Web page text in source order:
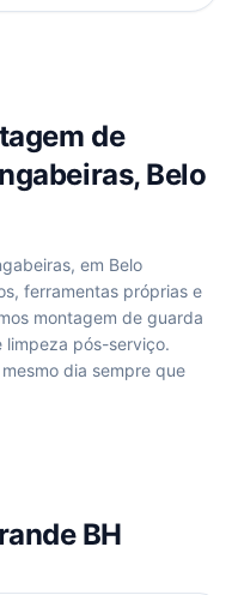
de
Belo
em Belo
ferramentas próprias e
montagem de guarda
limpeza pós-serviço.
dia sempre que
BH